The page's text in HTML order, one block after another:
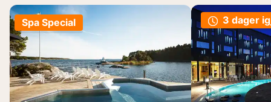
Spa Special 3 dager